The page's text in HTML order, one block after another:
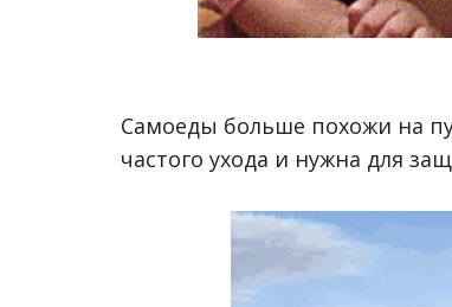
Самоеды больше похожи на
частого ухода и нужна для